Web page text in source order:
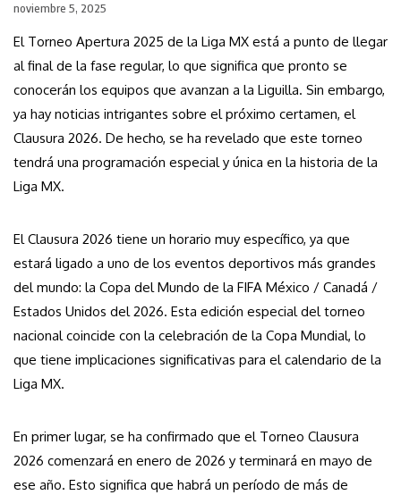
noviembre 5, 2025
El Torneo Apertura 2025 de la Liga MX está a punto de llegar
al final de la fase regular, lo que significa que pronto se
conocerán los equipos que avanzan a la Liguilla. Sin embargo,
ya hay noticias intrigantes sobre el próximo certamen, el
Clausura 2026. De hecho, se ha revelado que este torneo
tendrá una programación especial y única en la historia de la
Liga MX.
El Clausura 2026 tiene un horario muy específico, ya que
estará ligado a uno de los eventos deportivos más grandes
del mundo: la Copa del Mundo de la FIFA México / Canadá /
Estados Unidos del 2026. Esta edición especial del torneo
nacional coincide con la celebración de la Copa Mundial, lo
que tiene implicaciones significativas para el calendario de la
Liga MX.
En primer lugar, se ha confirmado que el Torneo Clausura
2026 comenzará en enero de 2026 y terminará en mayo de
ese año. Esto significa que habrá un período de más de